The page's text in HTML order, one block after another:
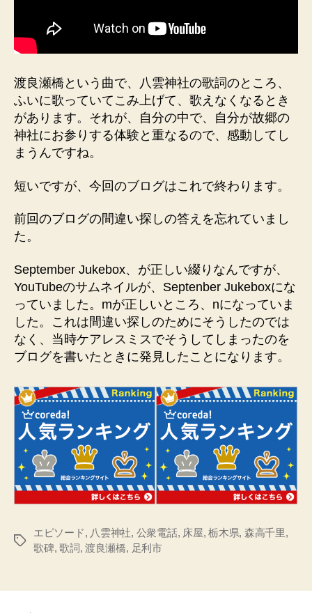
渡良瀬橋という曲で、八雲神社の歌詞のところ、
ふいに歌っていてこみ上げて、歌えなくなるとき
があります。それが、自分の中で、自分が故郷の
神社にお参りする体験と重なるので、感動してし
まうんですね。
短いですが、今回のブログはこれで終わります。
前回のブログの間違い探しの答えを忘れていまし
た。
September Jukebox、が正しい綴りなんですが、
YouTubeのサムネイルが、Septenber Jukeboxにな
っていました。mが正しいところ、nになっていま
した。これは間違い探しのためにそうしたのでは
なく、当時ケアレスミスでそうしてしまったのを
ブログを書いたときに発見したことになります。
タ
エピソード, 八雲神社, 公衆電話, 床屋,栃木県, 森高千里,
歌碑, 歌詞, 渡良瀬橋, 足利市